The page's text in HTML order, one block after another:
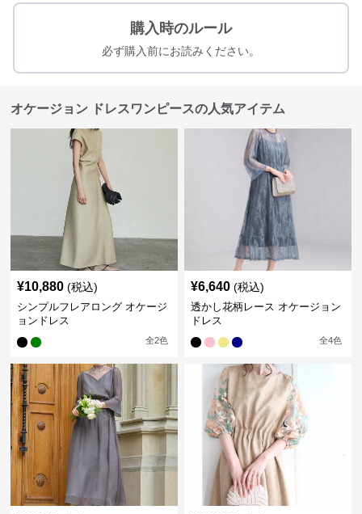
購入時のルール
必ず購入前にお読みください。
オケージョン ドレスワンピースの人気アイテム
¥10,880 (税込)
シンプルフレアロング オケージ
ョンドレス
全2色
¥6,640 (税込)
透かし花柄レース オケージョン
ドレス
全4色